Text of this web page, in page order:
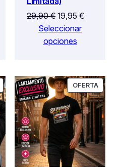
29,90€ El
precio
original
19,95€El
Seleccionar
opciones
PRODUCTO
OFERTA
EN
OFERTA